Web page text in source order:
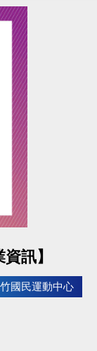
訊】
國民運動中心